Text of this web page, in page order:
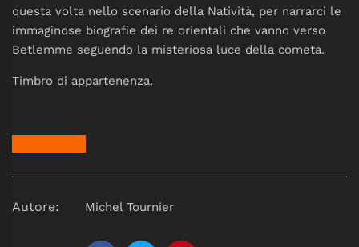
questa volta nello scenario della Natività, per narrarci le
immaginose biografie dei re orientali che vanno verso
Betlemme seguendo la misteriosa luce della cometa.
Timbro di appartenenza.
Autore: Michel Tournier